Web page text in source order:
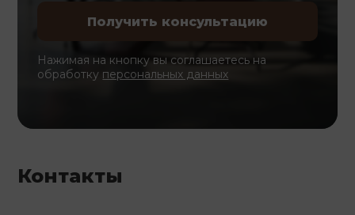
Нажимая на кнопку вы соглашаетесь на
обработку персональных данных
Контакты